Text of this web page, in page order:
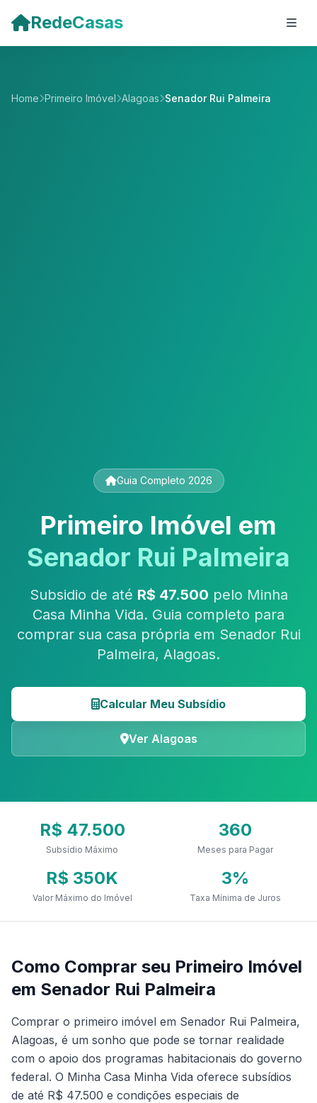
RedeCasas
Home Primeiro Imóvel Alagoas Senador Rui Palmeira
Guia Completo 2026
Primeiro Imóvel em
Senador Rui Palmeira
Subsidio de até R$ 47.500 pelo Minha
Casa Minha Vida. Guia completo para
comprar sua casa própria em Senador Rui
Palmeira, Alagoas.
Calcular Meu Subsídio
Ver Alagoas
R$ 47.500
Subsídio Máximo
360
Meses para Pagar
R$ 350K
Valor Máximo do Imóvel
3%
Taxa Mínima de Juros
Como Comprar seu Primeiro Imóvel
em Senador Rui Palmeira
Comprar o primeiro imóvel em Senador Rui Palmeira,
Alagoas, é um sonho que pode se tornar realidade
com o apoio dos programas habitacionais do governo
federal. O Minha Casa Minha Vida oferece subsídios
de até R$ 47.500 e condições especiais de